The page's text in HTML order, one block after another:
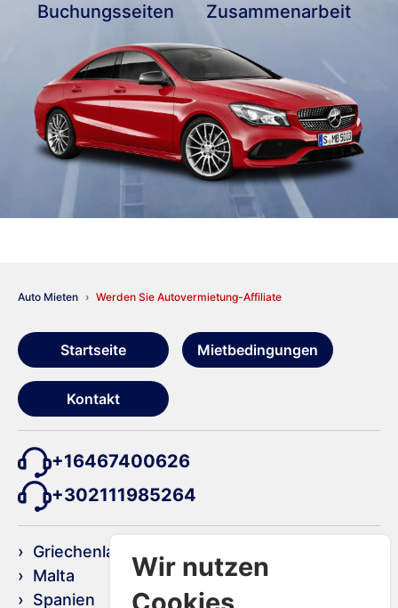
Buchungsseiten
Zusammenarbeit
Auto Mieten Werden Sie Autovermietung-Affiliate
Startseite Mietbedingungen
Kontakt
+16467400626
+302111985264
› Griechenland
› Kroatien
› Malta
› Portugal
› Spanien
› Türkei
Wir nutzen